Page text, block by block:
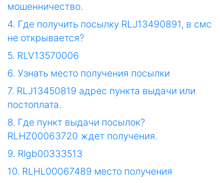
мошенничество.
4. Где получить посылку RLJ13490891, в смс
не открывается?
5. RLV13570006
6. Узнать место получения посылки
7. RLJ13450819 адрес пункта выдачи или
постоплата.
8. Где пункт выдачи посылок?
RLHZ00063720 ждет получения.
9. Rlgb00333513
10. RLHL00067489 место получения